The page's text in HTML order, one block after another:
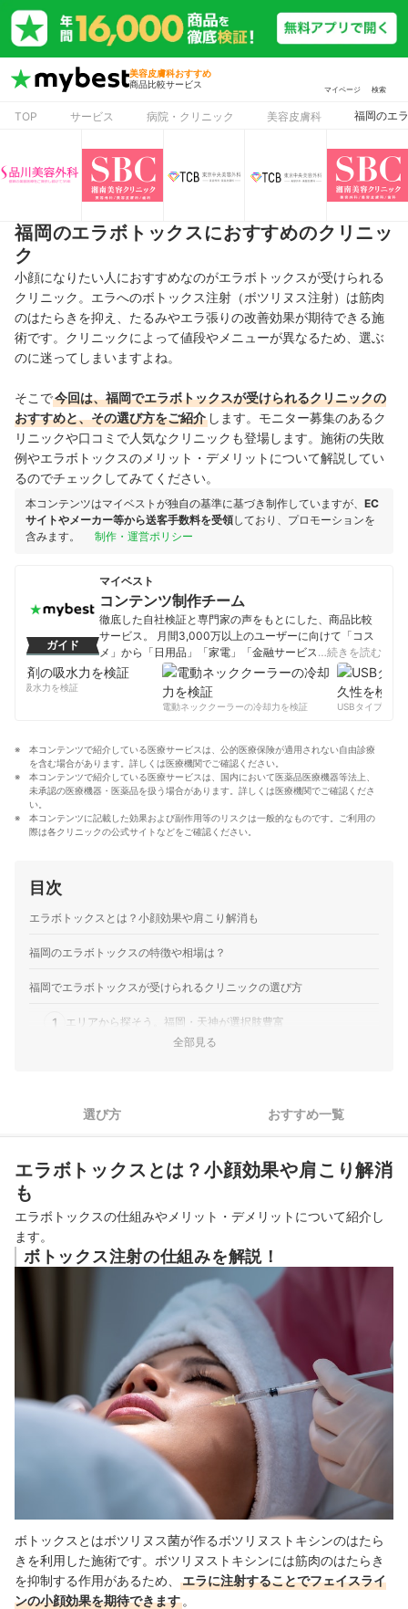
美容皮膚科おすすめ
商品比較サービス
マイページ 検索
TOP サービス 病院・クリニック 美容皮膚科 福岡のエ
福岡のエラボトックスにおすすめのクリニッ
ク
小顔になりたい人におすすめなのがエラボトックスが受けられる
クリニック。エラへのボトックス注射（ボツリヌス注射）は筋肉
のはたらきを抑え、たるみやエラ張りの改善効果が期待できる施
術です。クリニックによって値段やメニューが異なるため、選ぶ
のに迷ってしまいますよね。
そこで今回は、福岡でエラボトックスが受けられるクリニックの
おすすめと、その選び方をご紹介 します。モニター募集のあるク
リニックや口コミで人気なクリニックも登場します。施術の失敗
例やエラボトックスのメリット・デメリットについて解説してい
るのでチェックしてみてください。
本コンテンツはマイベストが独自の基準に基づき制作していますが、 EC
サイトやメーカー等から送客手数料を受領しており、プロモーションを
含みます。
制作・運営ポリシー
ガイド
マイベスト
コンテンツ制作チーム
徹底した自社検証と専門家の声をもとにした、商品比較
サービス。 月間3,000万以上のユーザーに向けて「コス
メ」から「日用品」「家電」「金融サービス」まで、ベ
ストな商品を選んでもらうために、毎日コンテンツを制
コンテンツ制作チームのプロフィール
…続きを読む
の吸水力を検証
電動ネッククーラーの冷却力を検証
USBタイプCケー
本コンテンツで紹介している医療サービスは、公的医療保険が適用されない自由診療
を含む場合があります。詳しくは医療機関でご確認ください。
本コンテンツで紹介している医療サービスは、国内において医薬品医療機器等法上、
未承認の医療機器・医薬品を扱う場合があります。詳しくは医療機関でご確認くださ
い。
本コンテンツに記載した効果および副作用等のリスクは一般的なものです。ご利用の
際は各クリニックの公式サイトなどをご確認ください。
目次
エラボトックスとは？小顔効果や肩こり解消も
福岡のエラボトックスの特徴や相場は？
福岡でエラボトックスが受けられるクリニックの選び方
1 エリアから探そう。福岡・天神が選択肢豊富
4 継続しやすい値段設定かどうかもチェック
5 通いやすさ・雰囲気はカウンセリングで確認しよう
おすすめの福岡でエラボトックスが受けられるクリニック38選
ボトックス注射の注意点は？
エラボトックスの失敗例って？対策もご紹介
自宅で手軽にフェイスケアできるグッズをチェックしよう
全部見る
選び方 おすすめ一覧
エラボトックスとは？小顔効果や肩こり解消
も
エラボトックスの仕組みやメリット・デメリットについて紹介し
ます。
ボトックス注射の仕組みを解説！
ボトックスとはボツリヌス菌が作るボツリヌストキシンのはたら
きを利用した施術です。ボツリヌストキシンには筋肉のはたらき
を抑制する作用があるため、
エラに注射することでフェイスライ
ンの小顔効果を期待できます 。